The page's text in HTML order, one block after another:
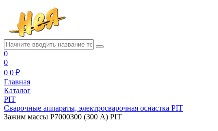
0
0
0 0 ₽
Главная
Каталог
PIT
Сварочные аппараты, электросварочная оснастка PIT
Зажим массы Р7000300 (300 А) PIT